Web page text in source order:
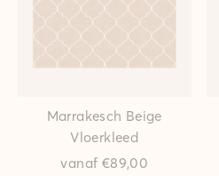
Marrakesch Beige
Vloerkleed
vanaf €89,00